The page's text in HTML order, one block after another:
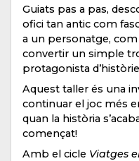
Guiats pas a pas,
ofici tan antic com
a un personatge,
convertir un simple
protagonista
Aquest taller és una
continuar el joc més
quan la història
començat!
Amb el cicle Viatges